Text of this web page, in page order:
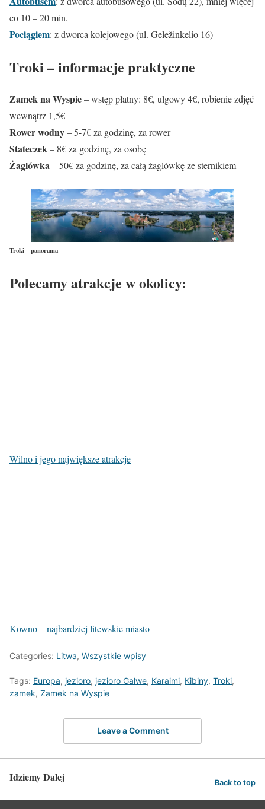
co 10 – 20 min.
Pociągiem: z dworca kolejowego (ul. Geležinkelio 16)
Troki – informacje praktyczne
Zamek na Wyspie– wstęp płatny: 8€, ulgowy 4€, robienie zdjęć
wewnątrz 1,5€
Rower wodny– 5-7€ za godzinę, za rower
Stateczek– 8€ za godzinę, za osobę
Żaglówka– 50€ za godzinę, za całą żaglówkę ze sternikiem
Troki – panorama
Polecamy atrakcje w okolicy:
Wilno i jego największe atrakcje
Kowno – najbardziej litewskie miasto
Categories: Litwa, Wszystkie wpisy
Tags: Europa, jezioro, jezioro Galwe, Karaimi, Kibiny, Troki,
zamek, Zamek na Wyspie
Leave a Comment
Idziemy Dalej Back to top